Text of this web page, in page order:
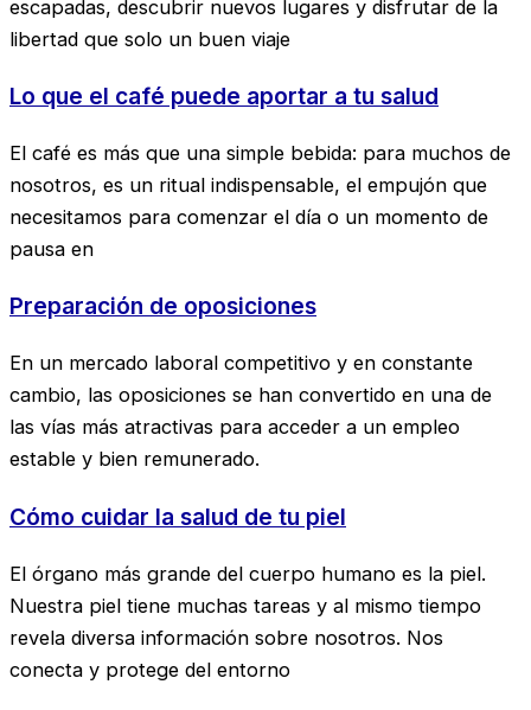
escapadas, descubrir nuevos lugares y disfrutar de la
libertad que solo un buen viaje
Lo que el café puede aportar a tu salud
El café es más que una simple bebida: para muchos de
nosotros, es un ritual indispensable, el empujón que
necesitamos para comenzar el día o un momento de
pausa en
Preparación de oposiciones
En un mercado laboral competitivo y en constante
cambio, las oposiciones se han convertido en una de
las vías más atractivas para acceder a un empleo
estable y bien remunerado.
Cómo cuidar la salud de tu piel
El órgano más grande del cuerpo humano es la piel.
Nuestra piel tiene muchas tareas y al mismo tiempo
revela diversa información sobre nosotros. Nos
conecta y protege del entorno